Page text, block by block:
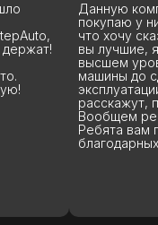
Данную компанию
покупаю у них уже
что хочу сказать:
вы лучшие, я бы
высшем уровне,
машины до сделки
эксплуатации.
расскажут,
Вообщем ребят
Ребята вам
благодарных